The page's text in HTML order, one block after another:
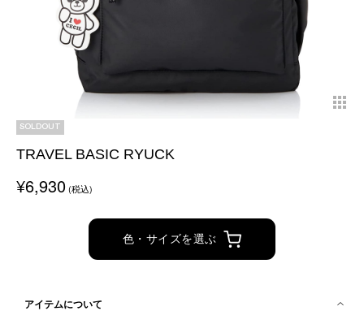
SOLDOUT
TRAVEL BASIC RYUCK
¥6,930(税込)
色・サイズを選ぶ
アイテムについて